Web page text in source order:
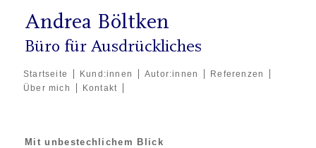
Andrea Böltken
Büro für Ausdrückliches
Startseite Kund:innen Autor:innen
Referenzen
Über mich
Kontakt
Mit unbestechlichem Blick